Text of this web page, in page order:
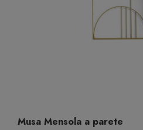
Musa Mensola a parete